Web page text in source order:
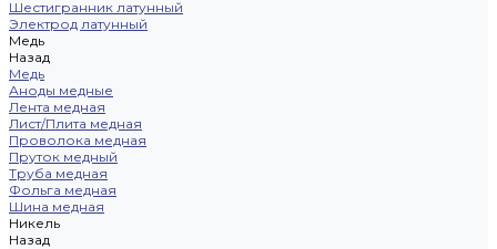
Шестигранник латунный
Электрод латунный
Медь
Назад
Медь
Аноды медные
Лента медная
Лист/Плита медная
Проволока медная
Пруток медный
Труба медная
Фольга медная
Шина медная
Никель
Назад